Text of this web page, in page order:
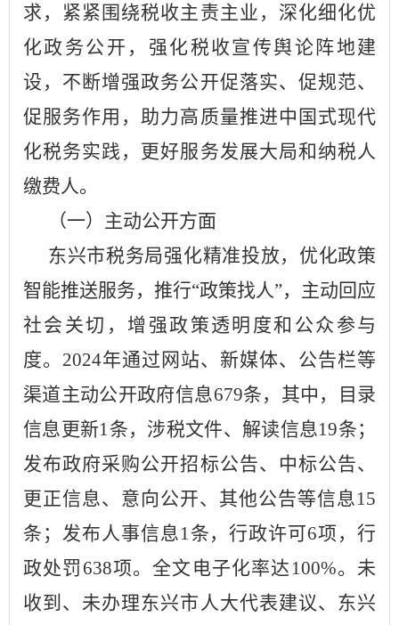
求，紧紧围绕税收主责主业，深化细化优
化政务公开，强化税收宣传舆论阵地建
设，不断增强政务公开促落实、促规范、
促服务作用，助力高质量推进中国式现代
化税务实践，更好服务发展大局和纳税人
缴费人。
（一）主动公开方面
东兴市税务局强化精准投放，优化政策
智能推送服务，推行“政策找人”，主动回应
社会关切，增强政策透明度和公众参与
度。 2024年通过网站、新媒体、公告栏等
渠道主动公开政府信息679条，其中，
目录
信息更新1条， 涉税文件、解读信息19条；
发布政府采购公开招标公告、中标公告、
更正信息、意向公开、其他公告等信息 15
条； 发布人事信息 1 条，行政许可6项，行
政处罚 638项。全文电子化率达 100%。 未
收到、未办理东兴市人大代表建议、 东兴